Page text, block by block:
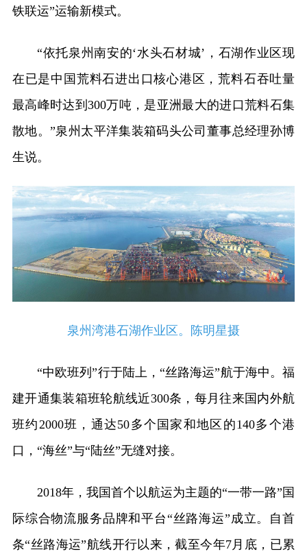
铁联运”运输新模式。
“依托泉州南安的‘水头石材城’，石湖作业区现
在已是中国荒料石进出口核心港区，荒料石吞吐量
最高峰时达到300万吨，是亚洲最大的进口荒料石集
散地。”泉州太平洋集装箱码头公司董事总经理孙博
生说。
泉州湾港石湖作业区。陈明星摄
“中欧班列”行于陆上，“丝路海运”航于海中。福
建开通集装箱班轮航线近300条，每月往来国内外航
班约2000班，通达50多个国家和地区的140多个港
口，“海丝”与“陆丝”无缝对接。
2018年，我国首个以航运为主题的“一带一路”国
际综合物流服务品牌和平台“丝路海运”成立。自首
条“丝路海运”航线开行以来，截至今年7月底，已累